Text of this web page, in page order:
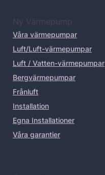
Ny Värmepump
Våra värmepumpar
Luft/Luft-värmepumpar
Luft / Vatten-värmepumpar
Bergvärmepumpar
Frånluft
Installation
Egna Installationer
Våra garantier